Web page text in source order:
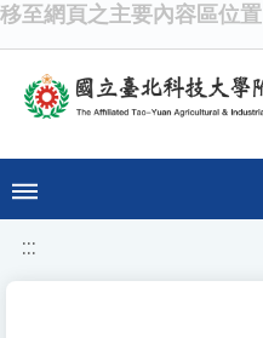
移至網頁之主要內容區位置
:::